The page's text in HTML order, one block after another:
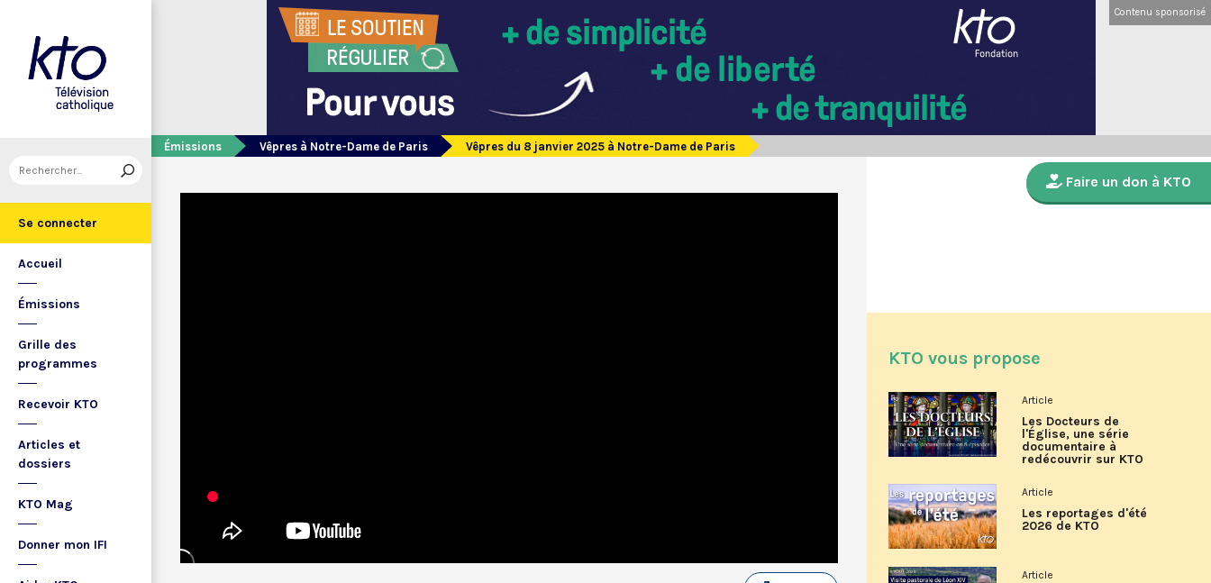
Se connecter
Accueil
Émissions
Grille des
programmes
Recevoir KTO
Articles et
dossiers
KTO Mag
Donner mon IFI
Contenu sponsorisé
Émissions Vêpres à Notre-Dame de Paris Vêpres du 8 janvier 2025 à Notre-Dame de Paris
Faire un don à KTO
KTO vous propose
Article
Les Docteurs de
l'Église, une série
documentaire à
redécouvrir sur KTO
Article
Les reportages d'été
2026 de KTO
Article